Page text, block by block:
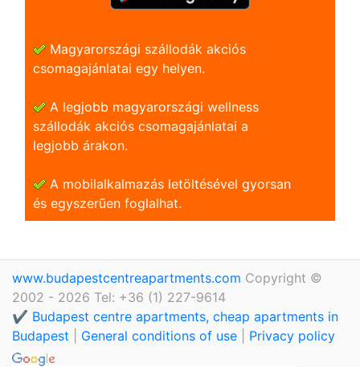
Magyarországi szállodák akciós
csomagajánlatai egy helyen.
A legjobb magyarországi wellness
szállodák akciós csomagajánlatai a
legjobb árakon.
A mobilalkalmazás letöltésével gyorsan
és egyszerũen foglalhat.
www.budapestcentreapartments.com Copyright ©
2002 - 2026 Tel: +36 (1) 227-9614
✔️ Budapest centre apartments, cheap apartments in
Budapest
General conditions of use Privacy policy